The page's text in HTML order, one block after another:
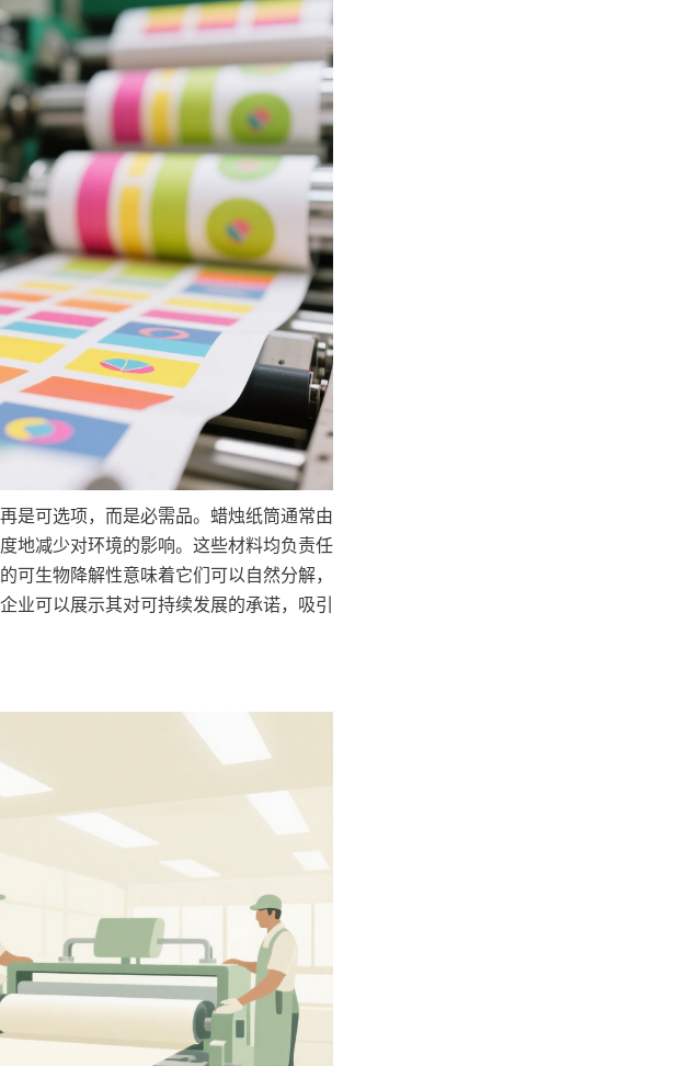
是可选项，而是必需品。蜡烛纸筒通常由
地减少对环境的影响。这些材料均负责任
生物降解性意味着它们可以自然分解，
业可以展示其对可持续发展的承诺，吸引